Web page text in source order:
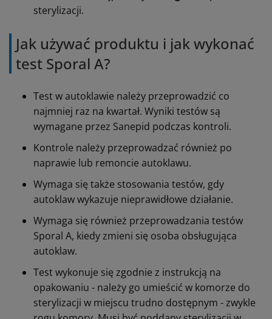
sterylizacji.
Jak używać produktu i jak wykonać
test Sporal A?
Test w autoklawie należy przeprowadzić co
najmniej raz na kwartał. Wyniki testów są
wymagane przez Sanepid podczas kontroli.
Kontrole należy przeprowadzać również po
naprawie lub remoncie autoklawu.
Wymaga się także stosowania testów, gdy
autoklaw wykazuje nieprawidłowe działanie.
Wymaga się również przeprowadzania testów
Sporal A, kiedy zmieni się osoba obsługująca
autoklaw.
Test wykonuje się zgodnie z instrukcją na
opakowaniu - należy go umieścić w komorze do
sterylizacji w miejscu trudno dostępnym - zwykle